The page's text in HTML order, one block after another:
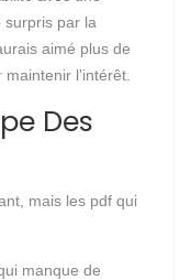
surpris par la
aimé plus de
l’intérêt.
Des
mais les pdf qui
manque de